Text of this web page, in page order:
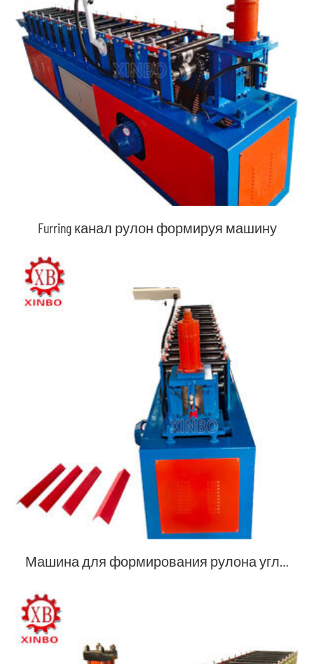
Furring канал рулон формируя машину
Машина для формирования рулона угла стены